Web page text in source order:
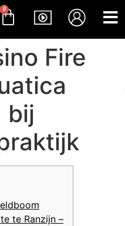
0
Fire
bij
te Ranzijn –